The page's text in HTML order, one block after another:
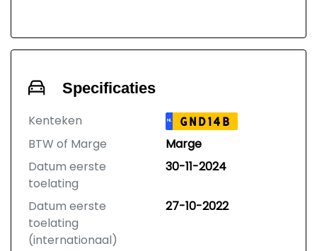
Specificaties
Kenteken NL GND14B
BTW of Marge
Marge
Datum eerste
toelating
30-11-2024
Datum eerste
toelating
(internationaal)
27-10-2022